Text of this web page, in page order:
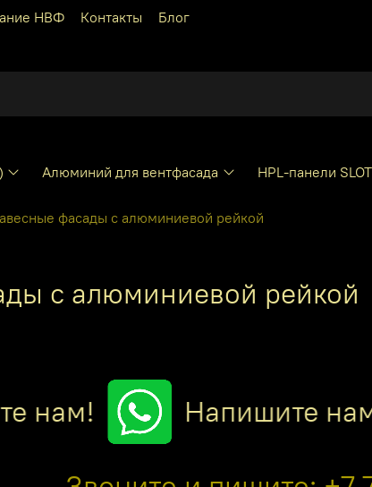
НВФ Контакты Блог
Алюминий для вентфасада HPL-панели
фасады с алюминиевой рейкой
с алюминиевой рейкой
нам! Напишите нам!